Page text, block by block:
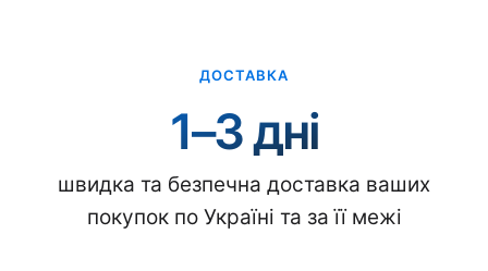
ДОСТАВКА
1–3 дні
швидка та безпечна доставка ваших
покупок по Україні та за її межі